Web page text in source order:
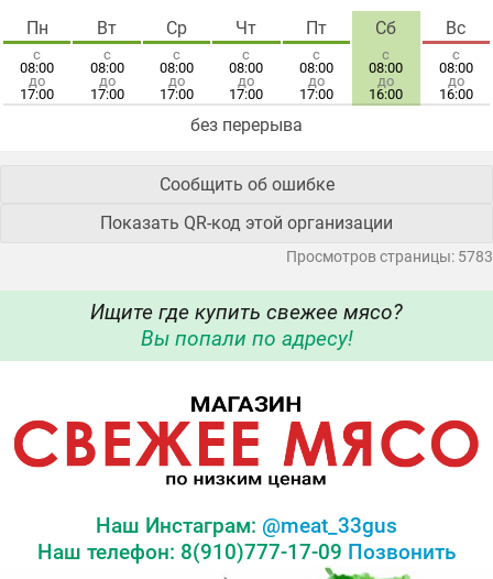
Пн
с
08:00
до
17:00
Вт
с
08:00
до
17:00
Ср
с
08:00
до
17:00
Чт
с
08:00
до
17:00
Пт
с
08:00
до
17:00
Сб
с
08:00
до
16:00
Вс
с
08:00
до
16:00
без перерыва
Сообщить об ошибке
Показать QR-код этой организации
Просмотров страницы: 5783
Ищите где купить свежее мясо?
Вы попали по адресу!
Наш Инстаграм: @meat_33gus
Наш телефон: 8(910)777-17-09 Позвонить